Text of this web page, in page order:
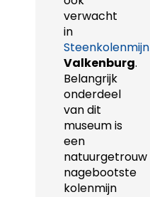
verwacht
in
Steenkolenmijn
Valkenburg.
Belangrijk
onderdeel
van dit
museum is
een
natuurgetrouw
nagebootste
kolenmijn